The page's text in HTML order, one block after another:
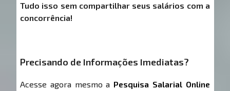
Tudo isso sem compartilhar seus salários com a
concorrência!
Precisando de Informações Imediatas?
Acesse agora mesmo a Pesquisa Salarial Online